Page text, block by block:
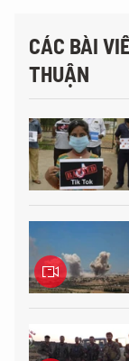
CÁC BÀI
THUẬN